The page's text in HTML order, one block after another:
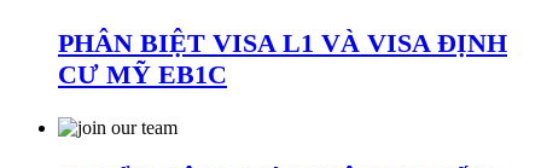
PHÂN BIỆT VISA L1 VÀ VISA ĐỊNH
CƯ MỸ EB1C